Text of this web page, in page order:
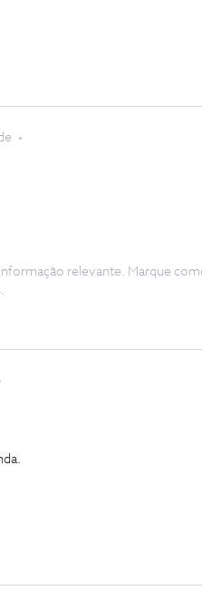
relevante. Marque